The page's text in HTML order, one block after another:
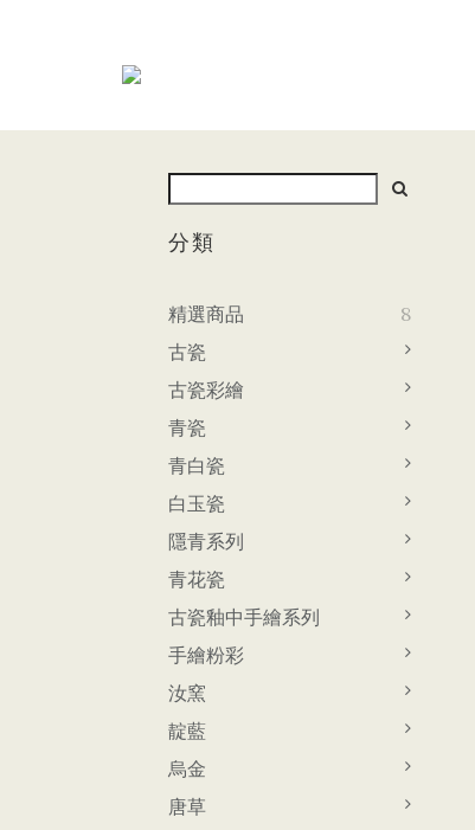
分類
精選商品
8
古瓷
古瓷彩繪
青瓷
青白瓷
白玉瓷
隱青系列
青花瓷
古瓷釉中手繪系列
手繪粉彩
汝窯
靛藍
烏金
唐草